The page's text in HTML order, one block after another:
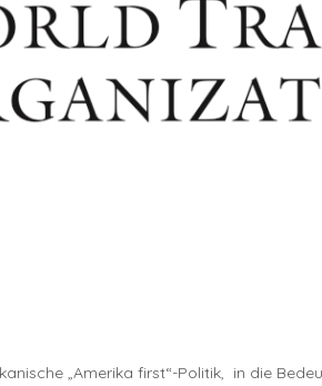
„Amerika first“-Politik, in die